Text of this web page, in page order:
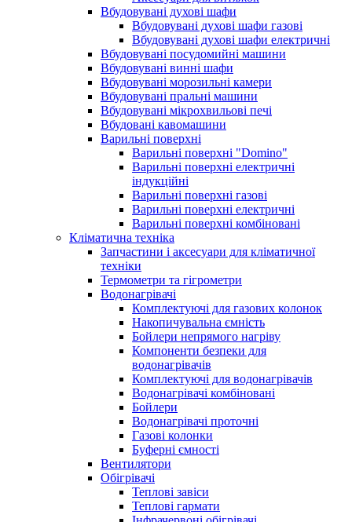
Вбудовувані духові шафи
Вбудовувані духові шафи газові
Вбудовувані духові шафи електричні
Вбудовувані посудомийні машини
Вбудовувані винні шафи
Вбудовувані морозильні камери
Вбудовувані пральні машини
Вбудовувані мікрохвильові печі
Вбудовані кавомашини
Варильні поверхні
Варильні поверхні "Domino"
Варильні поверхні електричні
індукційні
Варильні поверхні газові
Варильні поверхні електричні
Варильні поверхні комбіновані
Кліматична техніка
Запчастини і аксесуари для кліматичної
техніки
Термометри та гігрометри
Водонагрівачі
Комплектуючі для газових колонок
Накопичувальна ємність
Бойлери непрямого нагріву
Компоненти безпеки для
водонагрівачів
Комплектуючі для водонагрівачів
Водонагрівачі комбіновані
Бойлери
Водонагрівачі проточні
Газові колонки
Буферні ємності
Вентилятори
Обігрівачі
Теплові завіси
Теплові гармати